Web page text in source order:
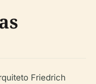
Friedrich